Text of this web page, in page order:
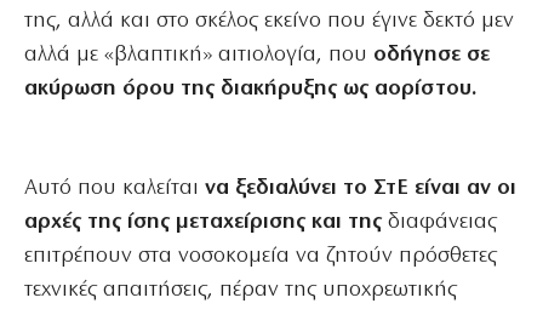
της, αλλά και στο σκέλος εκείνο που έγινε δεκτό μεν
αλλά με «βλαπτική» αιτιολογία, που οδήγησε σε
ακύρωση όρου της διακήρυξης ως αορίστου.
Αυτό που καλείται να ξεδιαλύνει το ΣτΕ είναι αν οι
αρχές της ίσης μεταχείρισης και της διαφάνειας
επιτρέπουν στα νοσοκομεία να ζητούν πρόσθετες
τεχνικές απαιτήσεις, πέραν της υποχρεωτικής